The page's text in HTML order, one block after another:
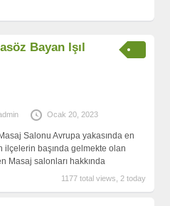
Bayan Işıl
Ocak 20, 2023
Salonu Avrupa yakasında en
ilçelerin başında gelmekte olan
Masaj salonları hakkında
1177 total views, 2 today